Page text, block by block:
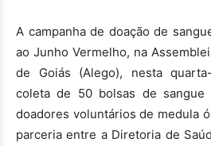
A campanha de doação de
ao Junho Vermelho, na
de Goiás (Alego), nesta
coleta de 50 bolsas de
doadores voluntários de medula
parceria entre a Diretoria de